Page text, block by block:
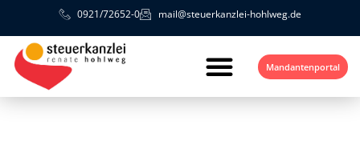
0921/72652-0 mail@steuerkanzlei-hohlweg.de
Mandantenportal